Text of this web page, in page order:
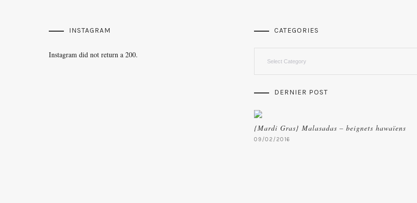
INSTAGRAM
Instagram did not return a 200.
CATEGORIES
DERNIER POST
{Mardi Gras} Malasadas – beignets hawaïens
09/02/2016